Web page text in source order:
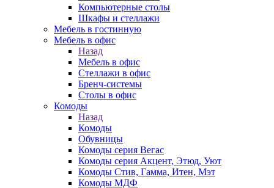
Компьютерные столы
Шкафы и стеллажи
Мебель в гостинную
Мебель в офис
Назад
Мебель в офис
Стеллажи в офис
Бренч-системы
Столы в офис
Комоды
Назад
Комоды
Обувницы
Комоды серия Вегас
Комоды серия Акцент, Этюд, Уют
Комоды Стив, Гамма, Итен, Мэт
Комоды МДФ